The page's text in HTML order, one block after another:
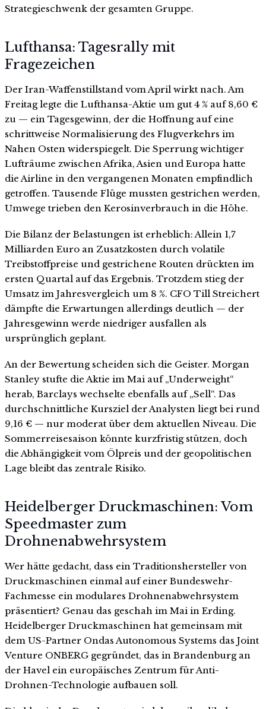
Strategieschwenk der gesamten Gruppe.
Lufthansa: Tagesrally mit
Fragezeichen
Der Iran-Waffenstillstand vom April wirkt nach. Am
Freitag legte die Lufthansa-Aktie um gut 4 % auf 8,60 €
zu — ein Tagesgewinn, der die Hoffnung auf eine
schrittweise Normalisierung des Flugverkehrs im
Nahen Osten widerspiegelt. Die Sperrung wichtiger
Lufträume zwischen Afrika, Asien und Europa hatte
die Airline in den vergangenen Monaten empfindlich
getroffen. Tausende Flüge mussten gestrichen werden,
Umwege trieben den Kerosinverbrauch in die Höhe.
Die Bilanz der Belastungen ist erheblich: Allein 1,7
Milliarden Euro an Zusatzkosten durch volatile
Treibstoffpreise und gestrichene Routen drückten im
ersten Quartal auf das Ergebnis. Trotzdem stieg der
Umsatz im Jahresvergleich um 8 %. CFO Till Streichert
dämpfte die Erwartungen allerdings deutlich — der
Jahresgewinn werde niedriger ausfallen als
ursprünglich geplant.
An der Bewertung scheiden sich die Geister. Morgan
Stanley stufte die Aktie im Mai auf „Underweight“
herab, Barclays wechselte ebenfalls auf „Sell“. Das
durchschnittliche Kursziel der Analysten liegt bei rund
9,16 € — nur moderat über dem aktuellen Niveau. Die
Sommerreisesaison könnte kurzfristig stützen, doch
die Abhängigkeit vom Ölpreis und der geopolitischen
Lage bleibt das zentrale Risiko.
Heidelberger Druckmaschinen: Vom
Speedmaster zum
Drohnenabwehrsystem
Wer hätte gedacht, dass ein Traditionshersteller von
Druckmaschinen einmal auf einer Bundeswehr-
Fachmesse ein modulares Drohnenabwehrsystem
präsentiert? Genau das geschah im Mai in Erding.
Heidelberger Druckmaschinen hat gemeinsam mit
dem US-Partner Ondas Autonomous Systems das Joint
Venture ONBERG gegründet, das in Brandenburg an
der Havel ein europäisches Zentrum für Anti-
Drohnen-Technologie aufbauen soll.